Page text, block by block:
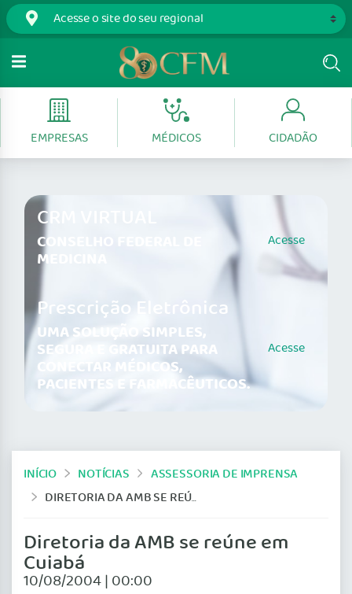
EMPRESAS MÉDICOS CIDADÃO
CRM VIRTUAL
CONSELHO FEDERAL DE
MEDICINA
Acesse
Prescrição Eletrônica
UMA SOLUÇÃO SIMPLES,
SEGURA E GRATUITA PARA
CONECTAR MÉDICOS,
PACIENTES E FARMACÊUTICOS.
Acesse
INÍCIO NOTÍCIAS
ASSESSORIA DE IMPRENSA
DIRETORIA DA AMB SE REÚNE EM CUIABÁ
Diretoria da AMB se reúne em
Cuiabá
10/08/2004 | 00:00